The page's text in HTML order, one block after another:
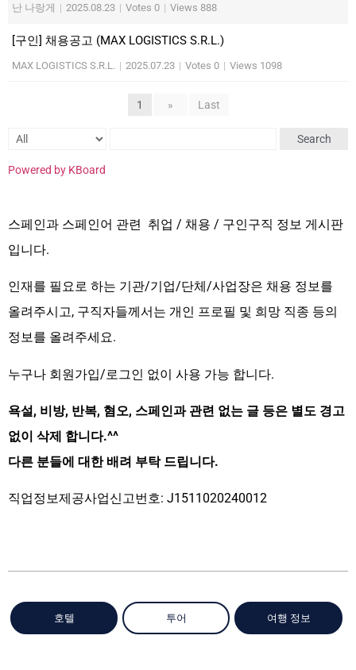
난 나랑게 | 2025.08.23 | Votes 0 | Views 888
[구인] 채용공고 (MAX LOGISTICS S.R.L.)
MAX LOGISTICS S.R.L. | 2025.07.23 | Votes 0 | Views 1098
1 » Last
Search
Powered by KBoard
스페인과 스페인어 관련 취업 / 채용 / 구인구직 정보 게시판
입니다.
인재를 필요로 하는 기관/기업/단체/사업장은 채용 정보를
올려주시고, 구직자들께서는 개인 프로필 및 희망 직종 등의
정보를 올려주세요.
누구나 회원가입/로그인 없이 사용 가능 합니다.
욕설, 비방, 반복, 혐오, 스페인과 관련 없는 글 등은 별도 경고
없이 삭제 합니다.^^
다른 분들에 대한 배려 부탁 드립니다.
직업정보제공사업신고번호: J1511020240012
호텔 투어 여행 정보